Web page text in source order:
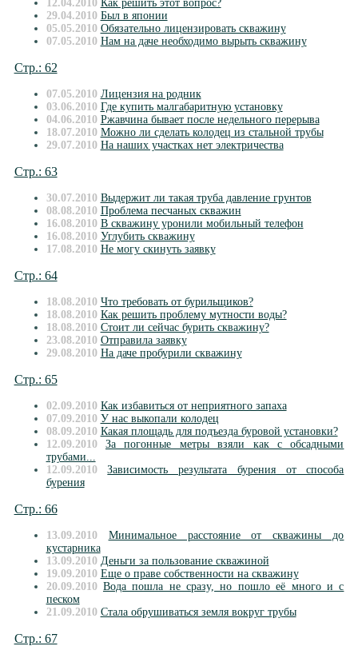
12.04.2010 Как решить этот вопрос?
29.04.2010 Был в японии
05.05.2010 Обязательно лицензировать скважину
07.05.2010 Нам на даче необходимо вырыть скважину
Стр.: 62
07.05.2010 Лицензия на родник
03.06.2010 Где купить малгабаритную установку
04.06.2010 Ржавчина бывает после недельного перерыва
18.07.2010 Можно ли сделать колодец из стальной трубы
29.07.2010 На наших участках нет электричества
Стр.: 63
30.07.2010 Выдержит ли такая труба давление грунтов
08.08.2010 Проблема песчаных скважин
16.08.2010 В скважину уронили мобильный телефон
16.08.2010 Углубить скважину
17.08.2010 Не могу скинуть заявку
Стр.: 64
18.08.2010 Что требовать от бурильщиков?
18.08.2010 Как решить проблему мутности воды?
18.08.2010 Стоит ли сейчас бурить скважину?
23.08.2010 Отправила заявку
29.08.2010 На даче пробурили скважину
Стр.: 65
02.09.2010 Как избавиться от неприятного запаха
07.09.2010 У нас выкопали колодец
08.09.2010 Какая площадь для подъезда буровой установки?
12.09.2010
За погонные метры взяли как с обсадными
трубами...
12.09.2010
Зависимость результата бурения от способа
бурения
Стр.: 66
13.09.2010
Минимальное расстояние от скважины до
кустарника
13.09.2010 Деньги за пользование скважиной
19.09.2010 Еще о праве собственности на скважину
20.09.2010 Вода пошла не сразу, но пошло её много и с
песком
21.09.2010 Стала обрушиваться земля вокруг трубы
Стр.: 67